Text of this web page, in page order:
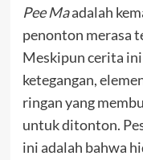
Pee Maadalah
penonton merasa
Meskipun cerita ini
ketegangan,
ringan yang
untuk ditonton.
ini adalah bahwa